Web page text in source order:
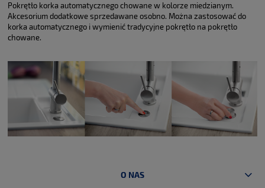
Pokrętło korka automatycznego chowane w kolorze miedzianym.
Akcesorium dodatkowe sprzedawane osobno. Można zastosować do
korka automatycznego i wymienić tradycyjne pokrętło na pokrętło
chowane.
O NAS